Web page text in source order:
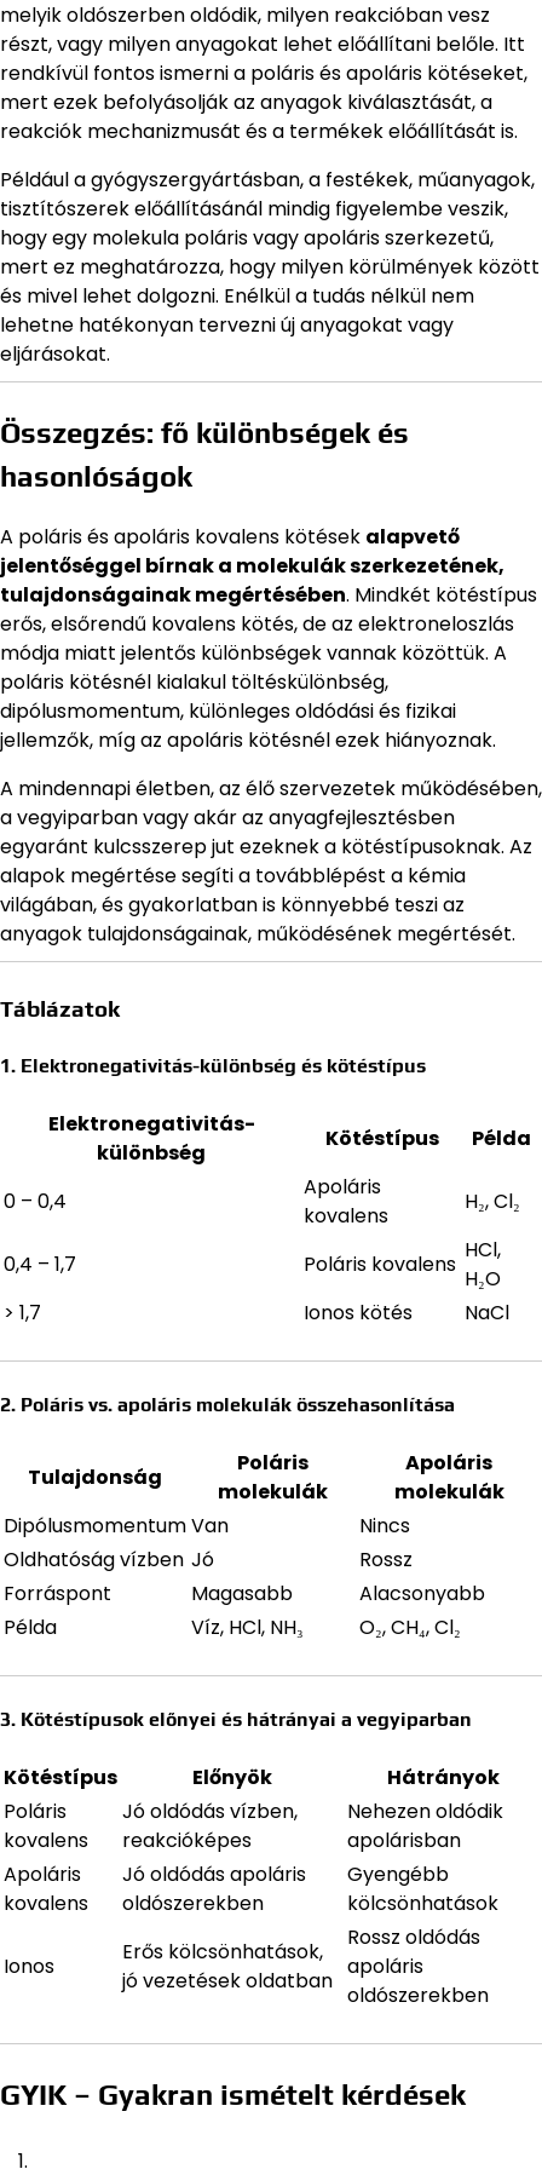
melyik oldószerben oldódik, milyen reakcióban vesz
részt, vagy milyen anyagokat lehet előállítani belőle. Itt
rendkívül fontos ismerni a poláris és apoláris kötéseket,
mert ezek befolyásolják az anyagok kiválasztását, a
reakciók mechanizmusát és a termékek előállítását is.
Például a gyógyszergyártásban, a festékek, műanyagok,
tisztítószerek előállításánál mindig figyelembe veszik,
hogy egy molekula poláris vagy apoláris szerkezetű,
mert ez meghatározza, hogy milyen körülmények között
és mivel lehet dolgozni. Enélkül a tudás nélkül nem
lehetne hatékonyan tervezni új anyagokat vagy
eljárásokat.
Összegzés: fő különbségek és
hasonlóságok
A poláris és apoláris kovalens kötések alapvető
jelentőséggel bírnak a molekulák szerkezetének,
tulajdonságainak megértésében. Mindkét kötéstípus
erős, elsőrendű kovalens kötés, de az elektroneloszlás
módja miatt jelentős különbségek vannak közöttük. A
poláris kötésnél kialakul töltéskülönbség,
dipólusmomentum, különleges oldódási és fizikai
jellemzők, míg az apoláris kötésnél ezek hiányoznak.
A mindennapi életben, az élő szervezetek működésében,
a vegyiparban vagy akár az anyagfejlesztésben
egyaránt kulcsszerep jut ezeknek a kötéstípusoknak. Az
alapok megértése segíti a továbblépést a kémia
világában, és gyakorlatban is könnyebbé teszi az
anyagok tulajdonságainak, működésének megértését.
Táblázatok
1. Elektronegativitás-különbség és kötéstípus
Elektronegativitás-
különbség
Kötéstípus Példa
0 – 0,4
Apoláris
kovalens
H₂, Cl₂
0,4 – 1,7 Poláris kovalens
HCl,
H₂O
> 1,7
Ionos kötés NaCl
2. Poláris vs. apoláris molekulák összehasonlítása
Tulajdonság
Poláris
molekulák
Apoláris
molekulák
DipólusmomentumVan
Nincs
Oldhatóság vízben Jó
Rossz
Forráspont
Magasabb
Alacsonyabb
Példa
Víz, HCl, NH₃ O₂, CH₄, Cl₂
3. Kötéstípusok előnyei és hátrányai a vegyiparban
Kötéstípus Előnyök
Hátrányok
Poláris
kovalens
Jó oldódás vízben,
reakcióképes
Nehezen oldódik
apolárisban
Apoláris
kovalens
Jó oldódás apoláris
oldószerekben
Gyengébb
kölcsönhatások
Ionos
Erős kölcsönhatások,
jó vezetések oldatban
Rossz oldódás
apoláris
oldószerekben
GYIK – Gyakran ismételt kérdések